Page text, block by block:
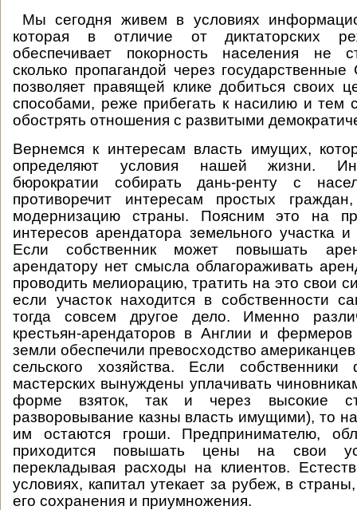
Мы сегодня живем в условиях
которая в отличие от диктаторских
обеспечивает покорность населения не
сколько пропагандой через
позволяет правящей клике добиться своих
способами, реже прибегать к насилию и
обострять отношения с развитыми
Вернемся к интересам власть имущих,
определяют условия нашей жизни.
бюрократии собирать дань-ренту с
противоречит интересам простых
модернизацию страны. Поясним это на
интересов арендатора земельного участка и
Если собственник может повышать
арендатору нет смысла облагораживать
проводить мелиорацию, тратить на это свои
если участок находится в собственности
тогда совсем другое дело. Именно
крестьян-арендаторов в Англии и
земли обеспечили превосходство
сельского хозяйства. Если собственники
мастерских вынуждены уплачивать
форме взяток, так и через высокие
разворовывание казны власть имущими), то
им остаются гроши. Предпринимателю,
приходится повышать цены на свои
перекладывая расходы на клиентов.
условиях, капитал утекает за рубеж, в
его сохранения и приумножения.